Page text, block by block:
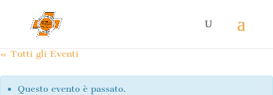
« Tutti gli Eventi
Questo evento è passato.